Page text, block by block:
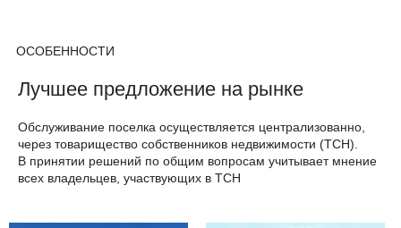
ОСОБЕННОСТИ
Лучшее предложение на рынке
Обслуживание поселка осуществляется централизованно,
через товарищество собственников недвижимости (ТСН).
В принятии решений по общим вопросам учитывает мнение
всех владельцев, участвующих в ТСН